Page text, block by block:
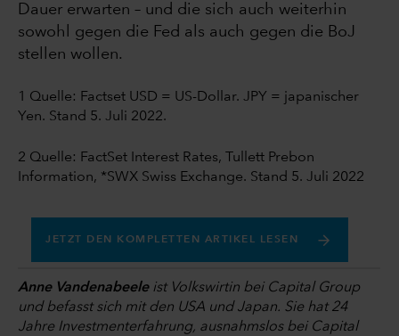
Dauer erwarten – und die sich auch weiterhin
sowohl gegen die Fed als auch gegen die BoJ
stellen wollen.
1 Quelle: Factset USD = US-Dollar. JPY = japanischer
Yen. Stand 5. Juli 2022.
2 Quelle: FactSet Interest Rates, Tullett Prebon
Information, *SWX Swiss Exchange. Stand 5. Juli 2022
JETZT DEN KOMPLETTEN ARTIKEL LESEN
Anne Vandenabeeleist Volkswirtin bei Capital Group
und befasst sich mit den USA und Japan. Sie hat 24
Jahre Investmenterfahrung, ausnahmslos bei Capital